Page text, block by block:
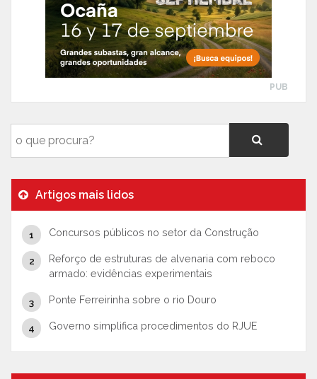
PUB
Artigos mais lidos
Concursos públicos no setor da Construção
Reforço de estruturas de alvenaria com reboco
armado: evidências experimentais
Ponte Ferreirinha sobre o rio Douro
Governo simplifica procedimentos do RJUE